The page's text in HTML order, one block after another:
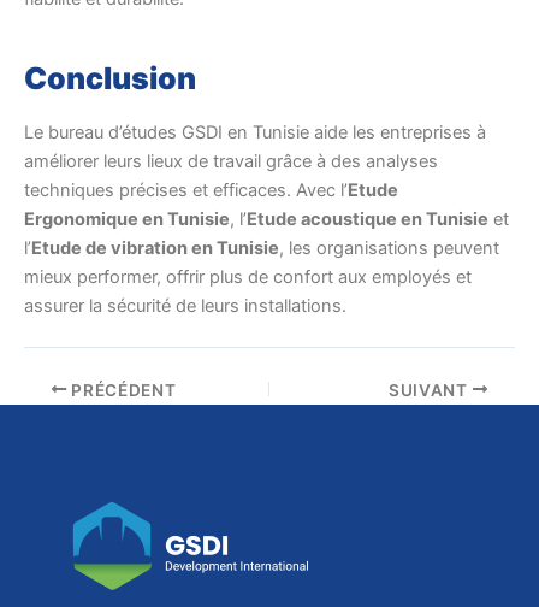
Conclusion
Le bureau d’études GSDI en Tunisie aide les entreprises à
améliorer leurs lieux de travail grâce à des analyses
techniques précises et efficaces. Avec l’Etude
Ergonomique en Tunisie, l’Etude acoustique en Tunisie et
l’Etude de vibration en Tunisie, les organisations peuvent
mieux performer, offrir plus de confort aux employés et
assurer la sécurité de leurs installations.
PRÉCÉDENT SUIVANT